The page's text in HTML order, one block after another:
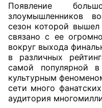
Появление
злоумышленников
сезон которой
связано с ее
вокруг выхода
в различных
самой популярной
культурным
сети много
аудитория